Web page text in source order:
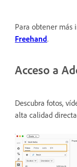
Para obtener más
Freehand.
Acceso a
Descubra fotos,
alta calidad